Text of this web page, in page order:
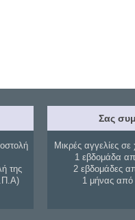
της
Σας
Μικρές αγγελίες σε
1 εβδομάδα
2 εβδομάδες
1 μήνας